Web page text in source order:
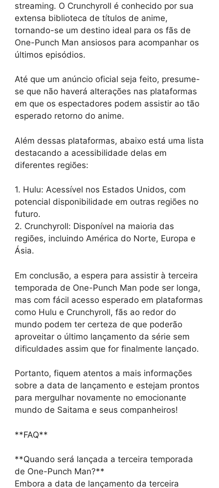
streaming. O Crunchyroll é conhecido por sua
extensa biblioteca de títulos de anime,
tornando-se um destino ideal para os fãs de
One-Punch Man ansiosos para acompanhar os
últimos episódios.
Até que um anúncio oficial seja feito, presume-
se que não haverá alterações nas plataformas
em que os espectadores podem assistir ao tão
esperado retorno do anime.
Além dessas plataformas, abaixo está uma lista
destacando a acessibilidade delas em
diferentes regiões:
1. Hulu: Acessível nos Estados Unidos, com
potencial disponibilidade em outras regiões no
futuro.
2. Crunchyroll: Disponível na maioria das
regiões, incluindo América do Norte, Europa e
Ásia.
Em conclusão, a espera para assistir à terceira
temporada de One-Punch Man pode ser longa,
mas com fácil acesso esperado em plataformas
como Hulu e Crunchyroll, fãs ao redor do
mundo podem ter certeza de que poderão
aproveitar o último lançamento da série sem
dificuldades assim que for finalmente lançado.
Portanto, fiquem atentos a mais informações
sobre a data de lançamento e estejam prontos
para mergulhar novamente no emocionante
mundo de Saitama e seus companheiros!
**FAQ**
**Quando será lançada a terceira temporada
de One-Punch Man?**
Embora a data de lançamento da terceira